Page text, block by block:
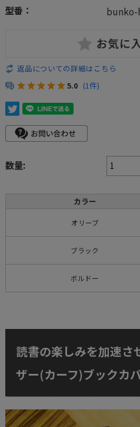
型番：
bunko-
返品についての詳細はこちら
5.0 (1件)
数量:
カラー
オリーブ
ブラック
ボルドー
読書の楽しみを加速さ
ザー(カーフ)ブックカ